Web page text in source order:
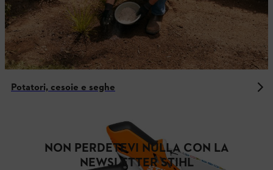
Potatori, cesoie e seghe
NON PERDETEVI NULLA CON LA
NEWSLETTER STIHL